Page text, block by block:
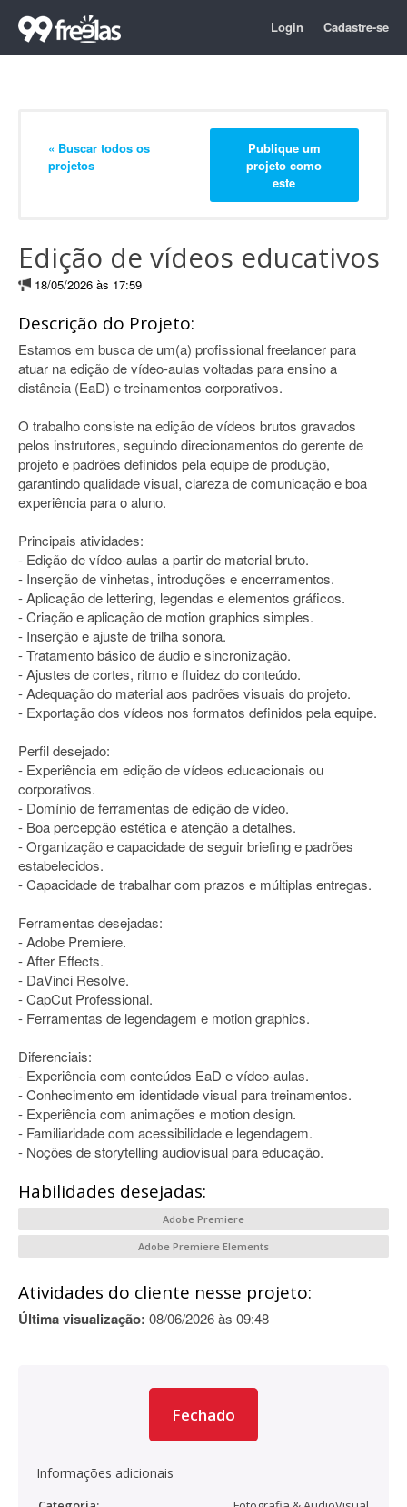
Login Cadastre-se
« Buscar todos os
projetos
Publique um
projeto como
este
Edição de vídeos educativos
18/05/2026 às 17:59
Descrição do Projeto:
Estamos em busca de um(a) profissional freelancer para
atuar na edição de vídeo-aulas voltadas para ensino a
distância (EaD) e treinamentos corporativos.
O trabalho consiste na edição de vídeos brutos gravados
pelos instrutores, seguindo direcionamentos do gerente de
projeto e padrões definidos pela equipe de produção,
garantindo qualidade visual, clareza de comunicação e boa
experiência para o aluno.
Principais atividades:
- Edição de vídeo-aulas a partir de material bruto.
- Inserção de vinhetas, introduções e encerramentos.
- Aplicação de lettering, legendas e elementos gráficos.
- Criação e aplicação de motion graphics simples.
- Inserção e ajuste de trilha sonora.
- Tratamento básico de áudio e sincronização.
- Ajustes de cortes, ritmo e fluidez do conteúdo.
- Adequação do material aos padrões visuais do projeto.
- Exportação dos vídeos nos formatos definidos pela equipe.
Perfil desejado:
- Experiência em edição de vídeos educacionais ou
corporativos.
- Domínio de ferramentas de edição de vídeo.
- Boa percepção estética e atenção a detalhes.
- Organização e capacidade de seguir briefing e padrões
estabelecidos.
- Capacidade de trabalhar com prazos e múltiplas entregas.
Ferramentas desejadas:
- Adobe Premiere.
- After Effects.
- DaVinci Resolve.
- CapCut Professional.
- Ferramentas de legendagem e motion graphics.
Diferenciais:
- Experiência com conteúdos EaD e vídeo-aulas.
- Conhecimento em identidade visual para treinamentos.
- Experiência com animações e motion design.
- Familiaridade com acessibilidade e legendagem.
- Noções de storytelling audiovisual para educação.
Habilidades desejadas:
Adobe Premiere
Adobe Premiere Elements
Atividades do cliente nesse projeto:
Última visualização: 08/06/2026 às 09:48
Fechado
Informações adicionais